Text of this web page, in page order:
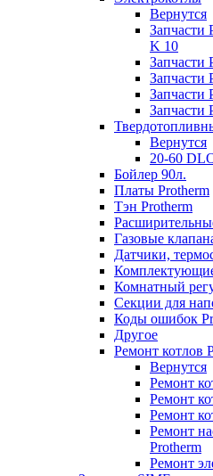
Вернутся
Запчасти
K 10
Запчасти
Запчасти
Вернутся
20-60
Бойлер 90л.
Платы Protherm
Тэн Protherm
Газовые
Датчики,
Комнатный
Секции для
Коды ошибок
Другое
Ремонт котлов
Вернутся
Ремонт
Ремонт
Ремонт
Ремонт
Protherm
Ремонт